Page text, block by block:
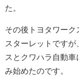
た。
その後トヨタワー
スターレットです
スとクワハラ自動
み始めたのです。